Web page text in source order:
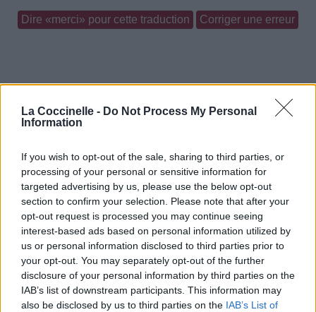
La Coccinelle - Do Not Process My Personal
Information
If you wish to opt-out of the sale, sharing to third parties, or
processing of your personal or sensitive information for
targeted advertising by us, please use the below opt-out
section to confirm your selection. Please note that after your
opt-out request is processed you may continue seeing
interest-based ads based on personal information utilized by
us or personal information disclosed to third parties prior to
your opt-out. You may separately opt-out of the further
disclosure of your personal information by third parties on the
IAB’s list of downstream participants. This information may
also be disclosed by us to third parties on the IAB’s List of
Dire «merci» pour cette traduction Corriger une erreur